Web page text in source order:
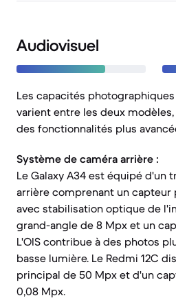
Audiovisuel
Les capacités
varient entre les deux
des fonctionnalités plus
Système de caméra arrière :
Le Galaxy A34 est équipé d'un
arrière comprenant un capteur
avec stabilisation optique de
grand-angle de 8 Mpx et un
L'OIS contribue à des photos
basse lumière. Le Redmi 12C
principal de 50 Mpx et d'un
0,08 Mpx.